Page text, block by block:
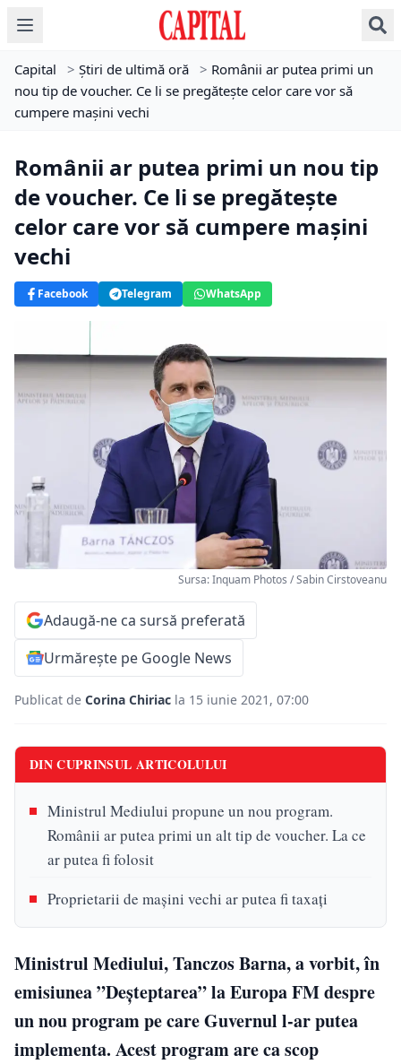
Capital > Știri de ultimă oră > Românii ar putea primi un
nou tip de voucher. Ce li se pregătește celor care vor să
cumpere mașini vechi
Românii ar putea primi un nou tip
de voucher. Ce li se pregătește
celor care vor să cumpere mașini
vechi
Facebook Telegram WhatsApp
Sursa: Inquam Photos / Sabin Cirstoveanu
Adaugă-ne ca sursă preferată
Urmărește pe Google News
Publicat de Corina Chiriac la 15 iunie 2021, 07:00
DIN CUPRINSUL ARTICOLULUI
Ministrul Mediului propune un nou program.
Românii ar putea primi un alt tip de voucher. La ce
ar putea fi folosit
Proprietarii de mașini vechi ar putea fi taxați
Ministrul Mediului, Tanczos Barna, a vorbit, în
emisiunea ”Deșteptarea” la Europa FM despre
un nou program pe care Guvernul l-ar putea
implementa. Acest program are ca scop